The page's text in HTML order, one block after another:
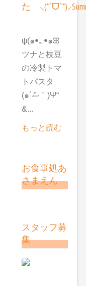
た
ψ(๑ꔷ؎ꔷ๑ꕤ
ツナと枝豆
の冷製トマ
トパスタ
(๑´ސު｀)Ψ“
&...
もっと読む
お食事処あ
さまえん
スタッフ募
集